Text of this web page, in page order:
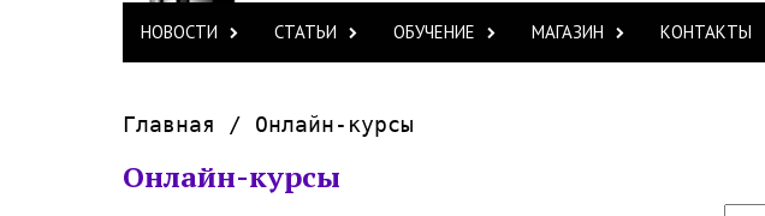
НОВОСТИ СТАТЬИ ОБУЧЕНИЕ МАГАЗИН КОНТАКТЫ
Главная / Онлайн-курсы
Онлайн-курсы